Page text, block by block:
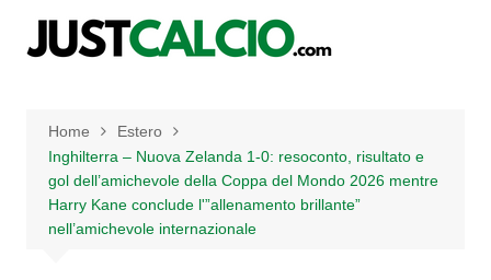
Home
Estero
Inghilterra – Nuova Zelanda 1-0: resoconto, risultato e
gol dell’amichevole della Coppa del Mondo 2026 mentre
Harry Kane conclude l'”allenamento brillante”
nell’amichevole internazionale